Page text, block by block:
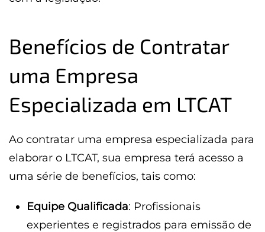
Benefícios de Contratar
uma Empresa
Especializada em LTCAT
Ao contratar uma empresa especializada para
elaborar o LTCAT, sua empresa terá acesso a
uma série de benefícios, tais como:
Equipe Qualificada: Profissionais
experientes e registrados para emissão de